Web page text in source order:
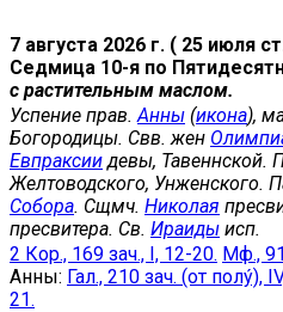
7 августа 2026 г. ( 25 июля
Седмица 10-я по
с растительным маслом.
Успение прав. Анны (икона),
Богородицы. Свв. жен
Евпраксии девы, Тавеннской.
Желтоводского, Унженского.
Собора. Сщмч. Николая
пресвитера. Св. Ираиды исп.
2 Кор., 169 зач., I, 12-20. Мф.,
Анны: Гал., 210 зач. (от полу́),
21.